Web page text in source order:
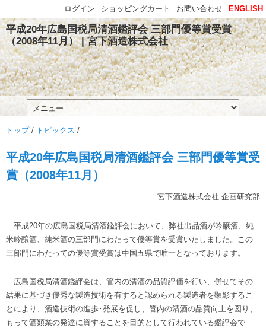
平成20年広島国税局清酒鑑評会 三部門優等賞受賞
（2008年11月） | 宮下酒造株式会社
トップ/ トピックス /
平成20年広島国税局清酒鑑評会 三部門優等賞受
賞（2008年11月）
宮下酒造株式会社 企画研究部
平成20年の広島国税局清酒鑑評会において、弊社出品酒が吟醸酒、純
米吟醸酒、純米酒の三部門にわたって優等賞を受賞いたしました。この
三部門にわたっての優等賞受賞は中国五県で唯一となっております。
広島国税局清酒鑑評会は、管内の清酒の品質評価を行い、併せてその
結果に基づき優秀な製造技術を有すると認められる製造者を顕彰するこ
とにより、酒造技術の進歩･発展を促し、管内の清酒の品質向上を図り、
もって酒類業の発達に資することを目的として行われている鑑評会で
ENGLISH
お問い合わせ
ショッピングカート
ログイン